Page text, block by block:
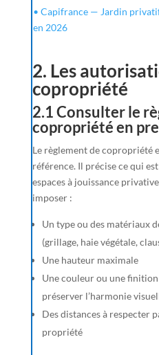
• Capifrance — Jardin
en 2026
2. Les
copropriété
2.1 Consulter le
copropriété en
Le règlement de copropriété
référence. Il précise ce qui
espaces à jouissance
imposer :
Un type ou des matériaux
(grillage, haie végétale,
Une hauteur maximale
Une couleur ou une
préserver l’harmonie
Des distances à respecter
propriété